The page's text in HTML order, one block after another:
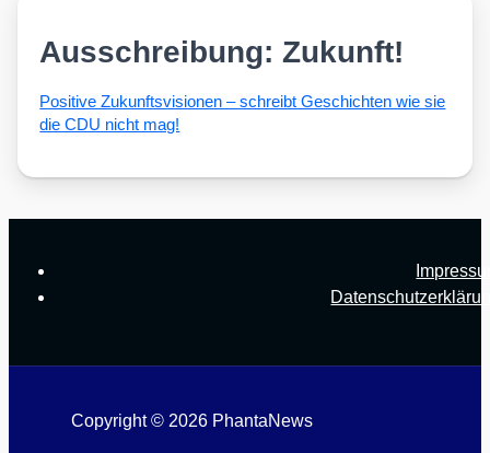
Ausschreibung: Zukunft!
Posi­ti­ve Zukunfts­vi­sio­nen – schreibt Geschich­ten wie sie
die CDU nicht mag!
Copyright © 2026 PhantaNews